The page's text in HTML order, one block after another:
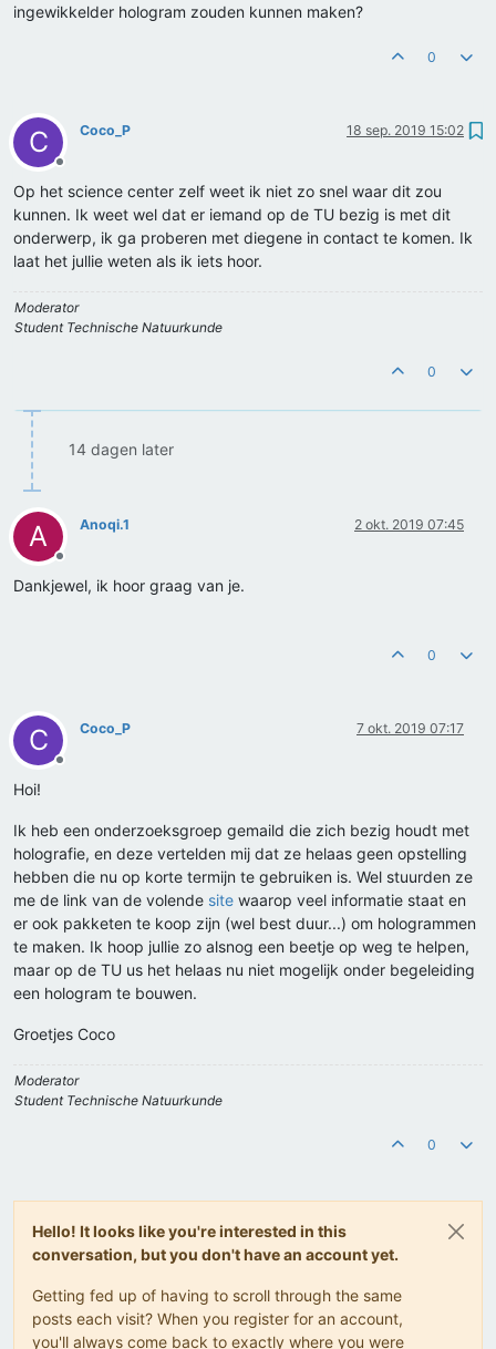
ingewikkelder hologram zouden kunnen maken?
0
C
Offline
Coco_P 18 sep. 2019 15:02
Op het science center zelf weet ik niet zo snel waar dit zou
kunnen. Ik weet wel dat er iemand op de TU bezig is met dit
onderwerp, ik ga proberen met diegene in contact te komen. Ik
laat het jullie weten als ik iets hoor.
Moderator
Student Technische Natuurkunde
0
14 dagen later
A
Offline
Anoqi.1 2 okt. 2019 07:45
Dankjewel, ik hoor graag van je.
0
C
Offline
Coco_P 7 okt. 2019 07:17
Hoi!
Ik heb een onderzoeksgroep gemaild die zich bezig houdt met
holografie, en deze vertelden mij dat ze helaas geen opstelling
hebben die nu op korte termijn te gebruiken is. Wel stuurden ze
me de link van de volende site waarop veel informatie staat en
er ook pakketen te koop zijn (wel best duur...) om hologrammen
te maken. Ik hoop jullie zo alsnog een beetje op weg te helpen,
maar op de TU us het helaas nu niet mogelijk onder begeleiding
een hologram te bouwen.
Groetjes Coco
Moderator
Student Technische Natuurkunde
0
Hello! It looks like you're interested in this
conversation, but you don't have an account yet.
Getting fed up of having to scroll through the same
posts each visit? When you register for an account,
you'll always come back to exactly where you were